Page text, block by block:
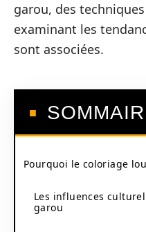
garou, des
examinant les
sont associées.
Pourquoi le coloriage
Les influences
garou